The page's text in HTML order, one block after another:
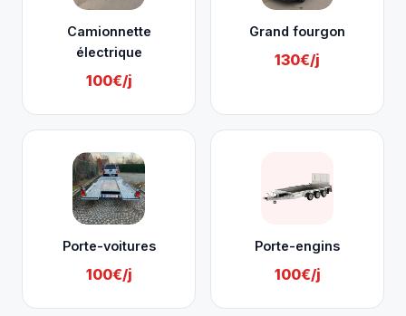
Camionnette
électrique
100€/j
Grand fourgon
130€/j
Porte-voitures
100€/j
Porte-engins
100€/j